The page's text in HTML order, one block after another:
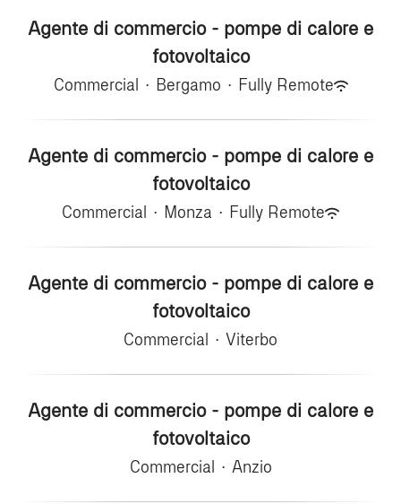
Agente di commercio - pompe di calore e
fotovoltaico
Commercial · Bergamo · Fully Remote
Agente di commercio - pompe di calore e
fotovoltaico
Commercial · Monza · Fully Remote
Agente di commercio - pompe di calore e
fotovoltaico
Commercial · Viterbo
Agente di commercio - pompe di calore e
fotovoltaico
Commercial · Anzio